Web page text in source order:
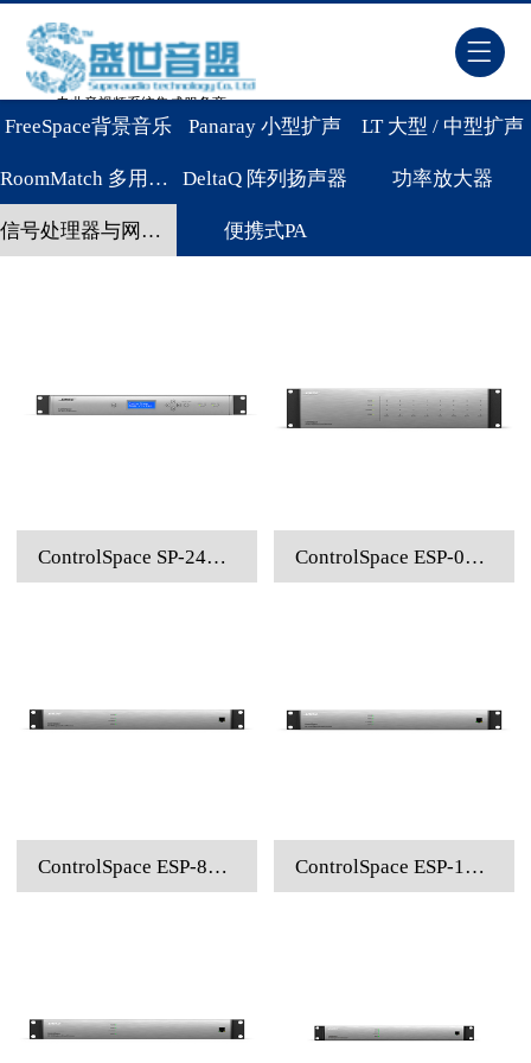
专业音视频系统集成服务商
FreeSpace背景音乐 Panaray 小型扩声 LT 大型 / 中型扩声
RoomMatch 多用途扬声器 DeltaQ 阵列扬声器 功率放大器
信号处理器与网络音频 便携式PA
ControlSpace SP-24音频处理器 ControlSpace ESP-00 SERIES II音频处理器
ControlSpace ESP-880音频处理器 ControlSpace ESP-1240音频处理器